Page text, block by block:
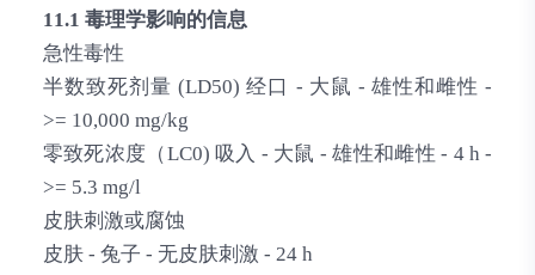
11.1 毒理学影响的信息
急性毒性
半数致死剂量 (LD50) 经口 - 大鼠 - 雄性和雌性 -
>= 10,000 mg/kg
零致死浓度（LC0) 吸入 - 大鼠 - 雄性和雌性 - 4 h -
>= 5.3 mg/l
皮肤刺激或腐蚀
皮肤 - 兔子 - 无皮肤刺激 - 24 h